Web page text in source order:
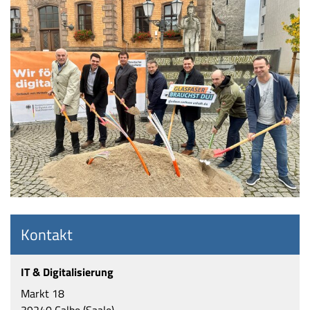
Kontakt
IT & Digitalisierung
Markt 18